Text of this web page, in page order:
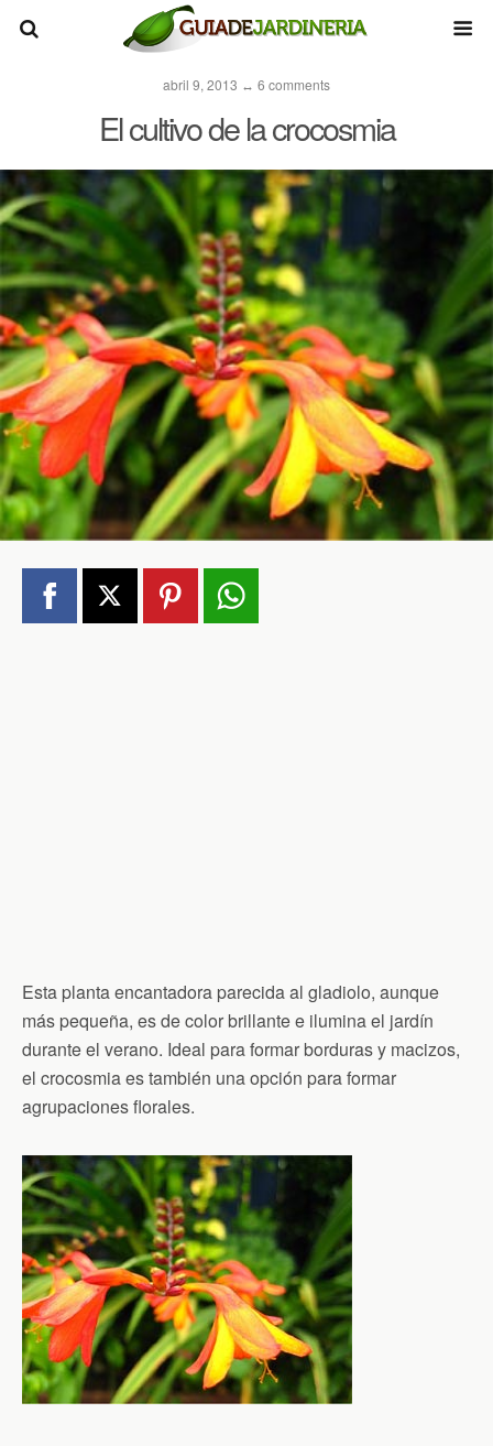
abril 9, 2013 ↔ 6 comments
El cultivo de la crocosmia
Esta planta encantadora parecida al gladiolo, aunque
más pequeña, es de color brillante e ilumina el jardín
durante el verano. Ideal para formar borduras y macizos,
el crocosmia es también una opción para formar
agrupaciones florales.